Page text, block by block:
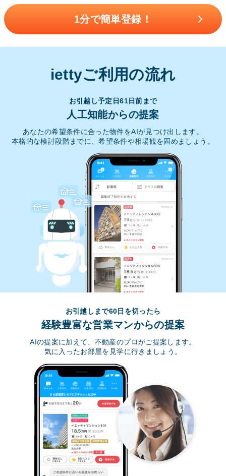
1分で簡単登録！
iettyご利用の流れ
お引越し予定日61日前まで
人工知能からの提案
あなたの希望条件に合った物件をAIが見つけ出します。
本格的な検討段階までに、希望条件や相場観を固めましょう。
お引越しまで60日を切ったら
経験豊富な営業マンからの提案
AIの提案に加えて、不動産のプロがご提案します。
気に入ったお部屋を見学に行きましょう。